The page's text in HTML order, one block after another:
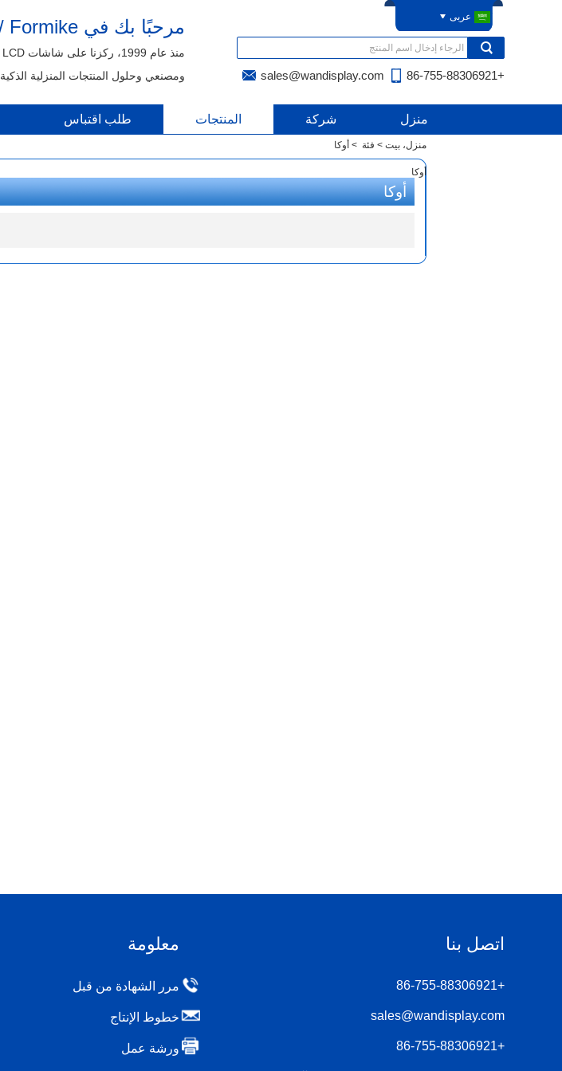
مرحبًا بك في Wandisplay / Formike
ومصنعي وحلول المنتجات المنزلية الذكية.
عربى
+86-755-88306921
sales@wandisplay.com
منزل شركة المنتجات طلب اقتباس
منزل، بيت > فئة > أوكا
أوكا
أوكا
معلومة
مرر الشهادة من قبل
خطوط الإنتاج
ورشة عمل
اتصل بنا
+86-755-88306921
sales@wandisplay.com
+86-755-88306921